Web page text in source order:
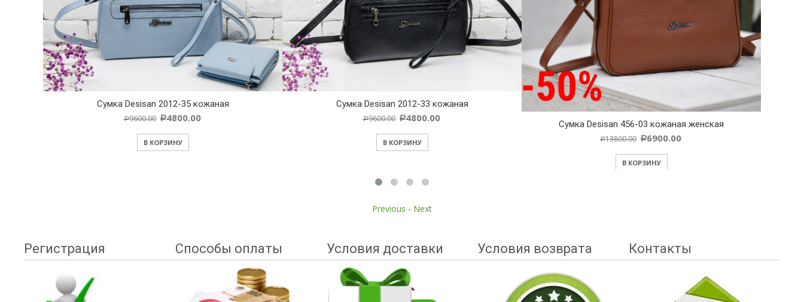
Cумка Desisan 2012-35 кожаная
Р9600.00 Р4800.00
В КОРЗИНУ
Cумка Desisan 2012-33 кожаная
Р9600.00 Р4800.00
В КОРЗИНУ
Cумка Desisan 456-03 кожаная женская
Р13800.00 Р6900.00
В КОРЗИНУ
Previous - Next
Регистрация Способы оплаты Условия доставки Условия возврата Контакты